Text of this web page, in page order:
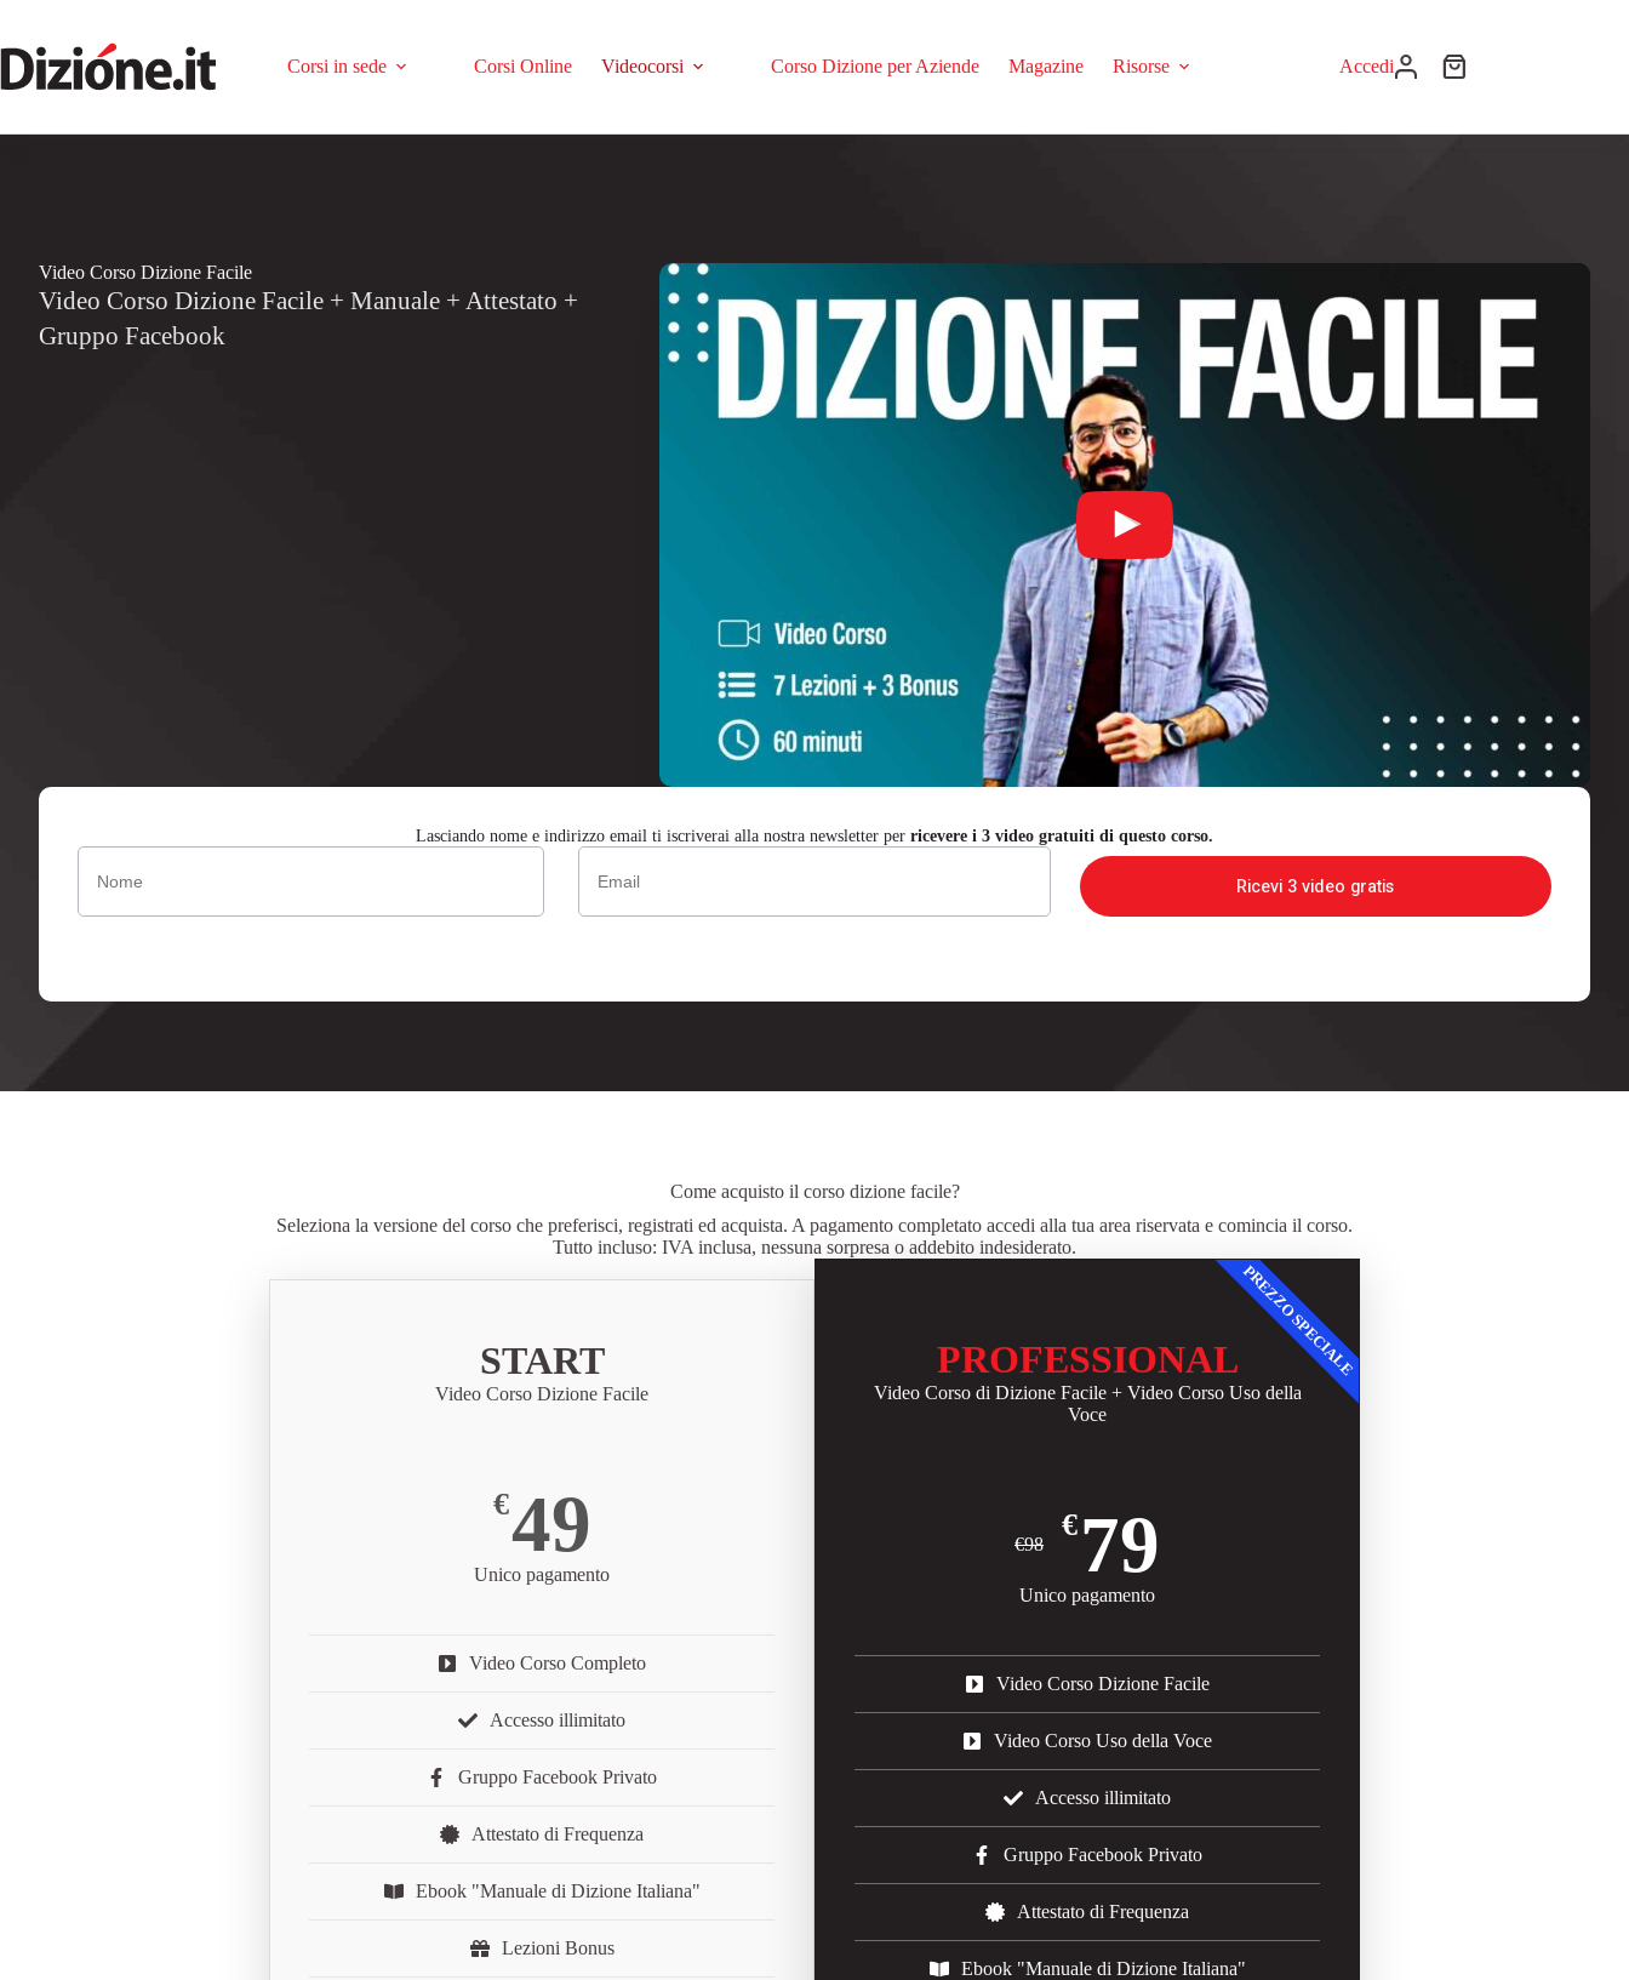
Corsi in sede Corsi Online Videocorsi Corso Dizione per Aziende Magazine Risorse Accedi
Video Corso Dizione Facile
Video Corso Dizione Facile + Manuale + Attestato +
Gruppo Facebook
Lasciando nome e indirizzo email ti iscriverai alla nostra newsletter per ricevere i 3 video gratuiti di questo corso.
Nome Email
Ricevi 3 video gratis
Come acquisto il corso dizione facile?
Seleziona la versione del corso che preferisci, registrati ed acquista. A pagamento completato accedi alla tua area riservata e comincia il corso.
Tutto incluso: IVA inclusa, nessuna sorpresa o addebito indesiderato.
START
Video Corso Dizione Facile
€49
Unico pagamento
Video Corso Completo
Accesso illimitato
Gruppo Facebook Privato
Attestato di Frequenza
Ebook "Manuale di Dizione Italiana"
Lezioni Bonus
PROFESSIONAL
Video Corso di Dizione Facile + Video Corso Uso della
Voce
€98
€79
Unico pagamento
Video Corso Dizione Facile
Video Corso Uso della Voce
Accesso illimitato
Gruppo Facebook Privato
Attestato di Frequenza
Ebook "Manuale di Dizione Italiana"
PREZZO SPECIALE